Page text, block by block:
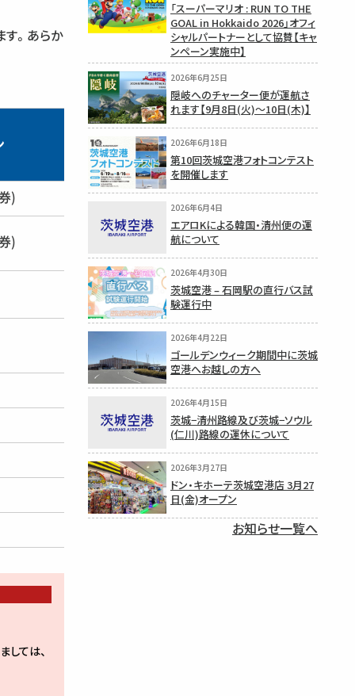
。あらか
)
)
しては、
「スーパーマリオ : RUN TO THE
GOAL in Hokkaido 2026」オフィ
シャルパートナーとして協賛【キャ
ンペーン実施中】
2026年6月25日
隠岐へのチャーター便が運航さ
れます【9月8日(火)〜10日(木)】
2026年6月18日
第10回茨城空港フォトコンテスト
を開催します
2026年6月4日
エアロKによる韓国・清州便の運
航について
2026年4月30日
茨城空港 – 石岡駅の直行バス試
験運行中
2026年4月22日
ゴールデンウィーク期間中に茨城
空港へお越しの方へ
2026年4月15日
茨城−清州路線及び茨城−ソウル
(仁川)路線の運休について
2026年3月27日
ドン・キホーテ茨城空港店 3月27
日(金)オープン
お知らせ一覧へ